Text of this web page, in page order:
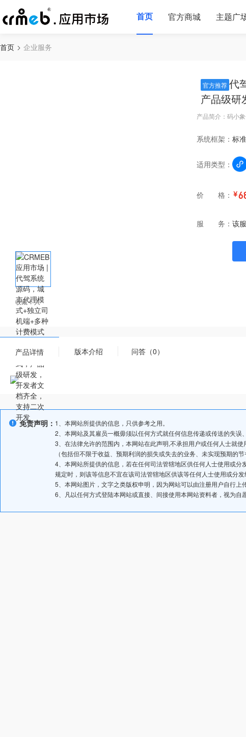
首页 官方商城 主题广
首页 企业服务
收藏 1 人
官方推荐 代
产品级研
产品简介：码小
系统框架： 标
适用类型：
价 格： ￥
服 务： 该
产品详情 版本介绍 问答（0）
免责声明： 1、本网站所提供的信息，只供参考之用。
2、本网站及其雇员一概毋须以任何方式就任何信息传递或传送的失误
3、在法律允许的范围内，本网站在此声明,不承担用户或任何人士就
（包括但不限于收益、预期利润的损失或失去的业务、未实现预期的节
4、本网站所提供的信息，若在任何司法管辖地区供任何人士使用或
规定时，则该等信息不宜在该司法管辖地区供该等任何人士使用或分
5、本网站图片，文字之类版权申明，因为网站可以由注册用户自行
6、凡以任何方式登陆本网站或直接、间接使用本网站资料者，视为自